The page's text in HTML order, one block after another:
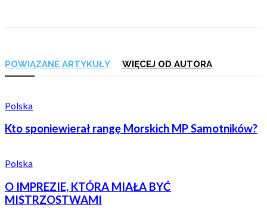
POWIĄZANE ARTYKUŁY WIĘCEJ OD AUTORA
Polska
Kto sponiewierał rangę Morskich MP Samotników?
Polska
O IMPREZIE, KTÓRA MIAŁA BYĆ
MISTRZOSTWAMI